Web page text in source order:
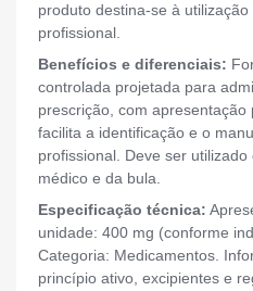
produto destina-se à
profissional.
Benefícios e diferenciais:
controlada projetada para
prescrição, com apresentação
facilita a identificação e o
profissional. Deve ser
médico e da bula.
Especificação técnica:
unidade: 400 mg (conforme
Categoria: Medicamentos.
princípio ativo, excipientes e